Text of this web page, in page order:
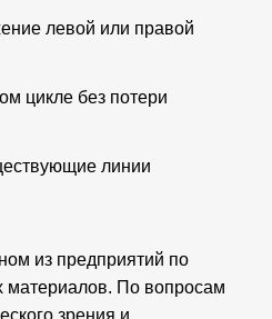
левой или правой
цикле без потери
линии
из предприятий по
материалов. По вопросам
зрения и